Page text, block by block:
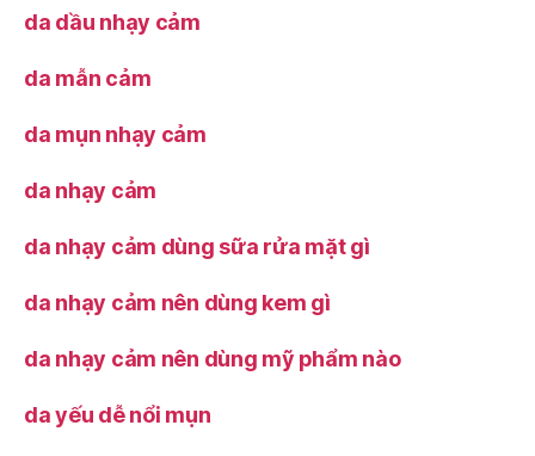
da dầu nhạy cảm
da mẫn cảm
da mụn nhạy cảm
da nhạy cảm
da nhạy cảm dùng sữa rửa mặt gì
da nhạy cảm nên dùng kem gì
da nhạy cảm nên dùng mỹ phẩm nào
da yếu dễ nổi mụn